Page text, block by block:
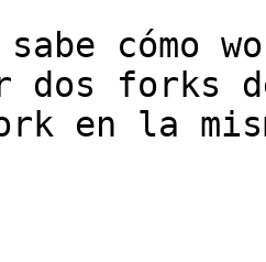
cómo
dos forks
en la